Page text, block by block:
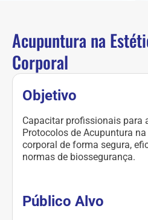
Acupuntura na
Corporal
Objetivo
Capacitar profissionais para
Protocolos de Acupuntura
corporal de forma segura,
normas de biossegurança.
Público Alvo